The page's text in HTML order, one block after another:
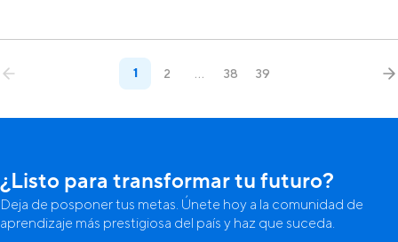
1 2 … 38 39
¿Listo para transformar tu futuro?
Deja de posponer tus metas. Únete hoy a la comunidad de
aprendizaje más prestigiosa del país y haz que suceda.